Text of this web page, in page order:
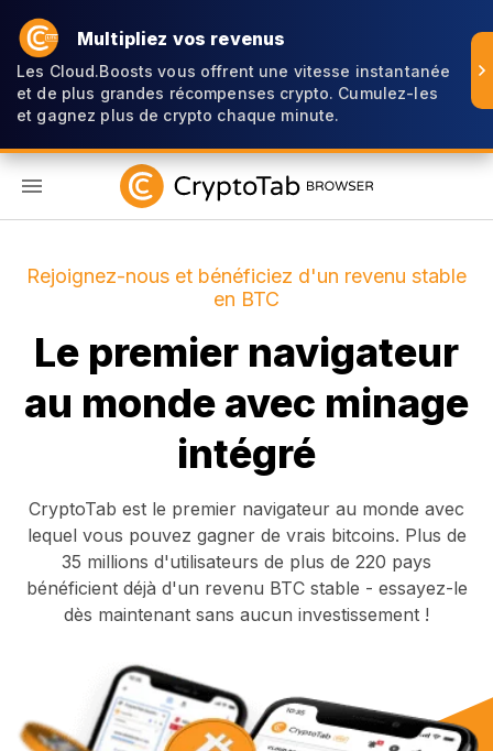
Multipliez vos revenus
Les Cloud.Boosts vous offrent une vitesse instantanée
et de plus grandes récompenses crypto. Cumulez-les
et gagnez plus de crypto chaque minute.
Rejoignez-nous et bénéficiez d'un revenu stable
en BTC
Le premier navigateur
au monde avec minage
intégré
CryptoTab est le premier navigateur au monde avec
lequel vous pouvez gagner de vrais bitcoins. Plus de
35 millions d'utilisateurs de plus de 220 pays
bénéficient déjà d'un revenu BTC stable - essayez-le
dès maintenant sans aucun investissement !